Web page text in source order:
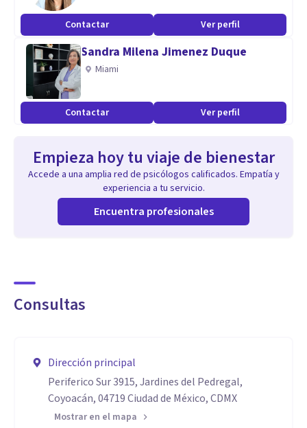
Contactar Ver perfil
Sandra Milena Jimenez Duque
Miami
Contactar Ver perfil
Empieza hoy tu viaje de bienestar
Accede a una amplia red de psicólogos calificados. Empatía y
experiencia a tu servicio.
Encuentra profesionales
Consultas
Dirección principal
Periferico Sur 3915, Jardines del Pedregal,
Coyoacán, 04719 Ciudad de México, CDMX
Mostrar en el mapa